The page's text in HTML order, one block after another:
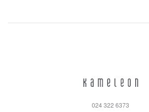
024 322 6373